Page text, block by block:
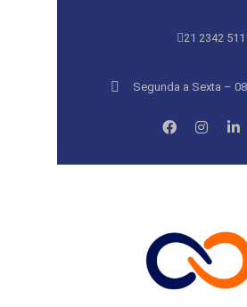
21 2342
Segunda a Sexta –